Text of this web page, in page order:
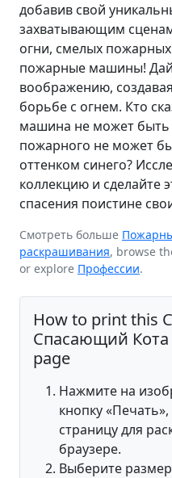
добавив свой
захватывающим
огни, смелых
пожарные машины!
воображению,
борьбе с огнем. Кто
машина не может быть
пожарного не может
оттенком синего?
коллекцию и сделайте
спасения поистине
Смотреть больше
раскрашивания, browse
or explore Профессии.
How to print this
Спасающий Кота
page
Нажмите на
кнопку
страницу для
браузере.
Выберите